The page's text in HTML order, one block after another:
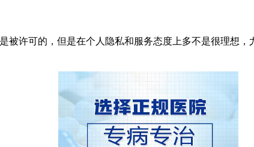
许可的，但是在个人隐私和服务态度上多不是很理想，